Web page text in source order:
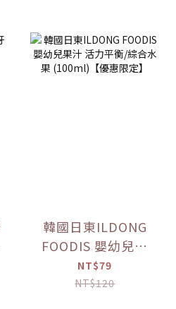
韓國日東ILDONG
FOODIS 嬰幼兒果
果 (100ml)【優惠
NT$79
NT$120